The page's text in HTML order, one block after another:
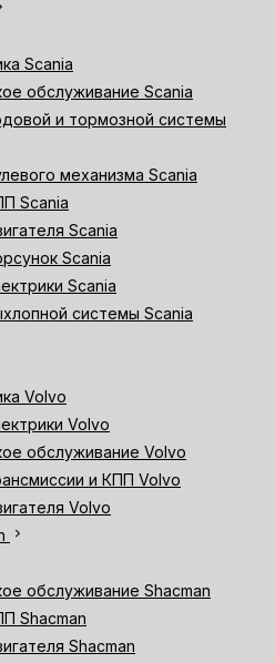
Scania
обслуживание Scania
и тормозной системы
механизма Scania
Scania
Scania
Scania
Scania
системы Scania
Volvo
Volvo
обслуживание Volvo
и КПП Volvo
Volvo
chevron_right
обслуживание Shacman
Shacman
Shacman